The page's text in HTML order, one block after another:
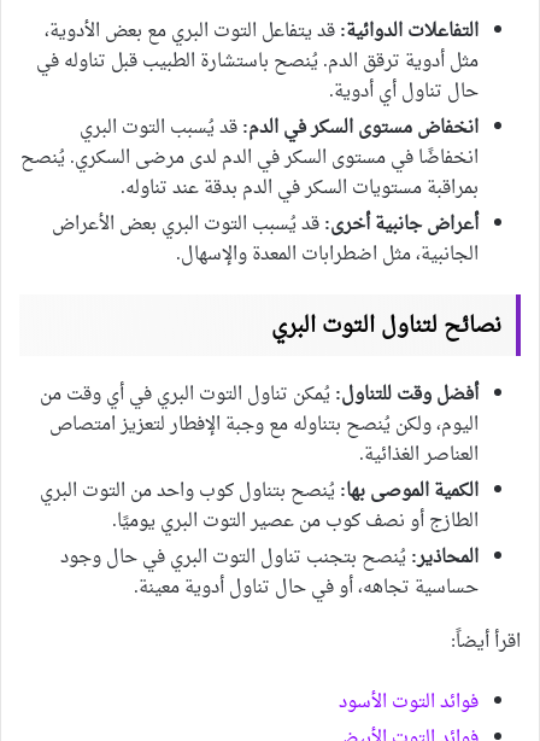
التفاعلات الدوائية:قد يتفاعل التوت البري مع بعض الأدوية،
مثل أدوية ترقق الدم. يُنصح باستشارة الطبيب قبل تناوله في
حال تناول أي أدوية.
انخفاض مستوى السكر في الدم:قد يُسبب التوت البري
انخفاضًا في مستوى السكر في الدم لدى مرضى السكري. يُنصح
بمراقبة مستويات السكر في الدم بدقة عند تناوله.
أعراض جانبية أخرى:قد يُسبب التوت البري بعض الأعراض
الجانبية، مثل اضطرابات المعدة والإسهال.
نصائح لتناول التوت البري
أفضل وقت للتناول:يُمكن تناول التوت البري في أي وقت من
اليوم، ولكن يُنصح بتناوله مع وجبة الإفطار لتعزيز امتصاص
العناصر الغذائية.
الكمية الموصى بها:يُنصح بتناول كوب واحد من التوت البري
الطازج أو نصف كوب من عصير التوت البري يوميًا.
المحاذير:يُنصح بتجنب تناول التوت البري في حال وجود
حساسية تجاهه، أو في حال تناول أدوية معينة.
اقرأ أيضاً:
فوائد التوت الأسود